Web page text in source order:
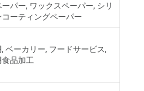
パー, ワックスペーパー, シリ
コーティングペーパー
ベーカリー, フードサービス,
食品加工